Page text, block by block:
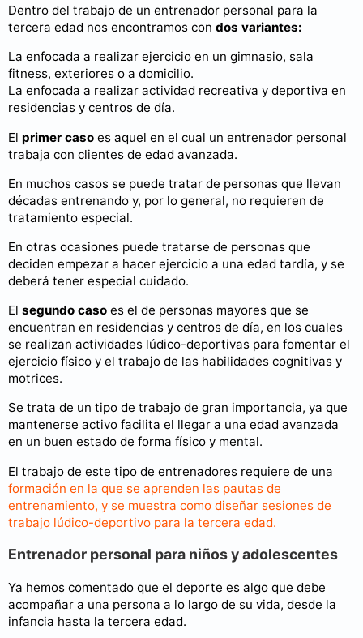
Dentro del trabajo de un entrenador personal para la
tercera edad nos encontramos con dos variantes:
La enfocada a realizar ejercicio en un gimnasio, sala
fitness, exteriores o a domicilio.
La enfocada a realizar actividad recreativa y deportiva en
residencias y centros de día.
El primer caso es aquel en el cual un entrenador personal
trabaja con clientes de edad avanzada.
En muchos casos se puede tratar de personas que llevan
décadas entrenando y, por lo general, no requieren de
tratamiento especial.
En otras ocasiones puede tratarse de personas que
deciden empezar a hacer ejercicio a una edad tardía, y se
deberá tener especial cuidado.
El segundo caso es el de personas mayores que se
encuentran en residencias y centros de día, en los cuales
se realizan actividades lúdico-deportivas para fomentar el
ejercicio físico y el trabajo de las habilidades cognitivas y
motrices.
Se trata de un tipo de trabajo de gran importancia, ya que
mantenerse activo facilita el llegar a una edad avanzada
en un buen estado de forma físico y mental.
El trabajo de este tipo de entrenadores requiere de una
formación en la que se aprenden las pautas de
entrenamiento, y se muestra como diseñar sesiones de
trabajo lúdico-deportivo para la tercera edad.
Entrenador personal para niños y adolescentes
Ya hemos comentado que el deporte es algo que debe
acompañar a una persona a lo largo de su vida, desde la
infancia hasta la tercera edad.